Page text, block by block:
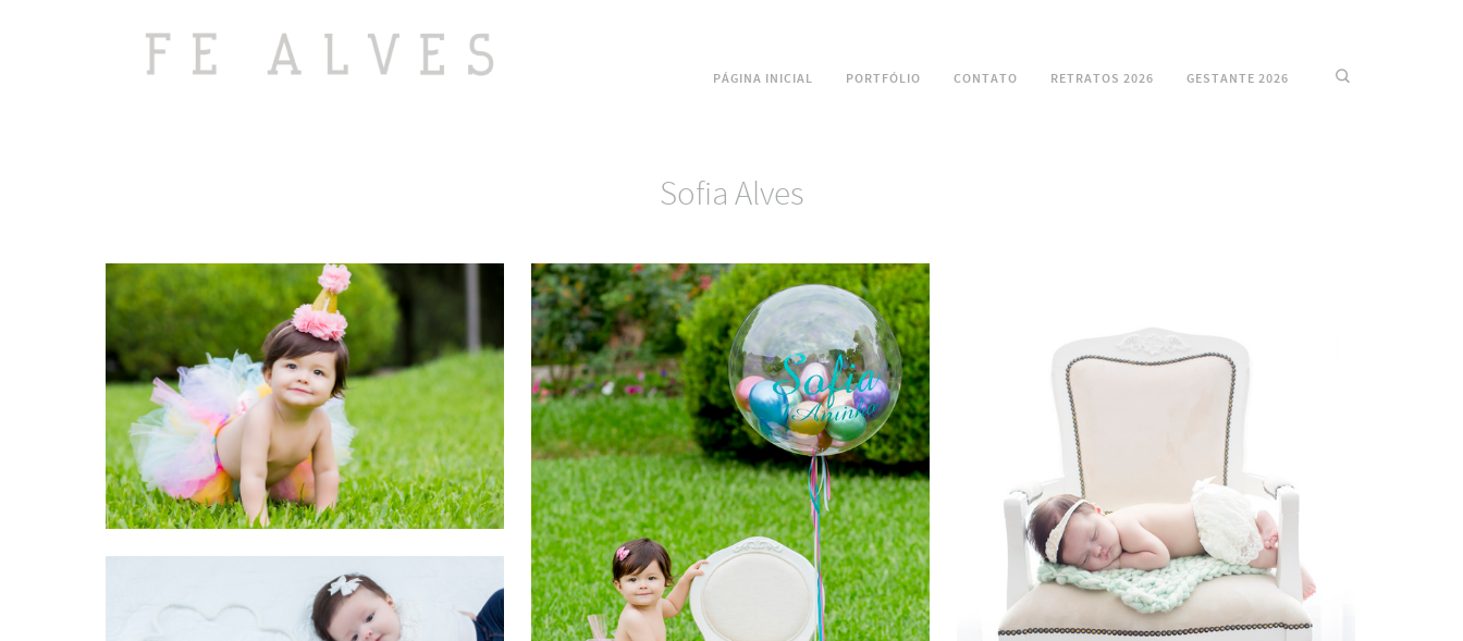
PÁGINA INICIAL PORTFÓLIO CONTATO RETRATOS 2026 GESTANTE 2026
Sofia Alves